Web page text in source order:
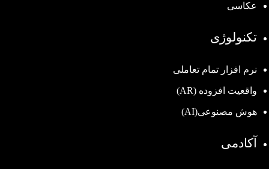
عکاسی
تکنولوژی
نرم افزار تمام تعاملی
واقعیت افزوده (AR)
هوش مصنوعی(AI)
آکادمی